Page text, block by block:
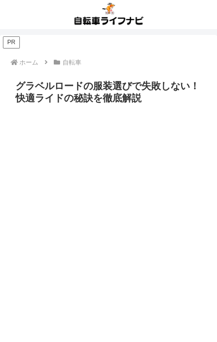
PR
ホーム 自転車
グラベルロードの服装選びで失敗しない！
快適ライドの秘訣を徹底解説